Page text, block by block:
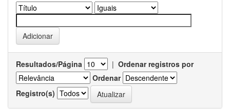
Resultados/Página | Ordenar registros por
Ordenar
Registro(s)